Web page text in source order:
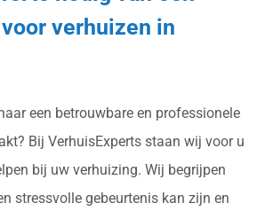
verhuizen in
een betrouwbare en professionele
Bij VerhuisExperts staan wij voor u
bij uw verhuizing. Wij begrijpen
stressvolle gebeurtenis kan zijn en